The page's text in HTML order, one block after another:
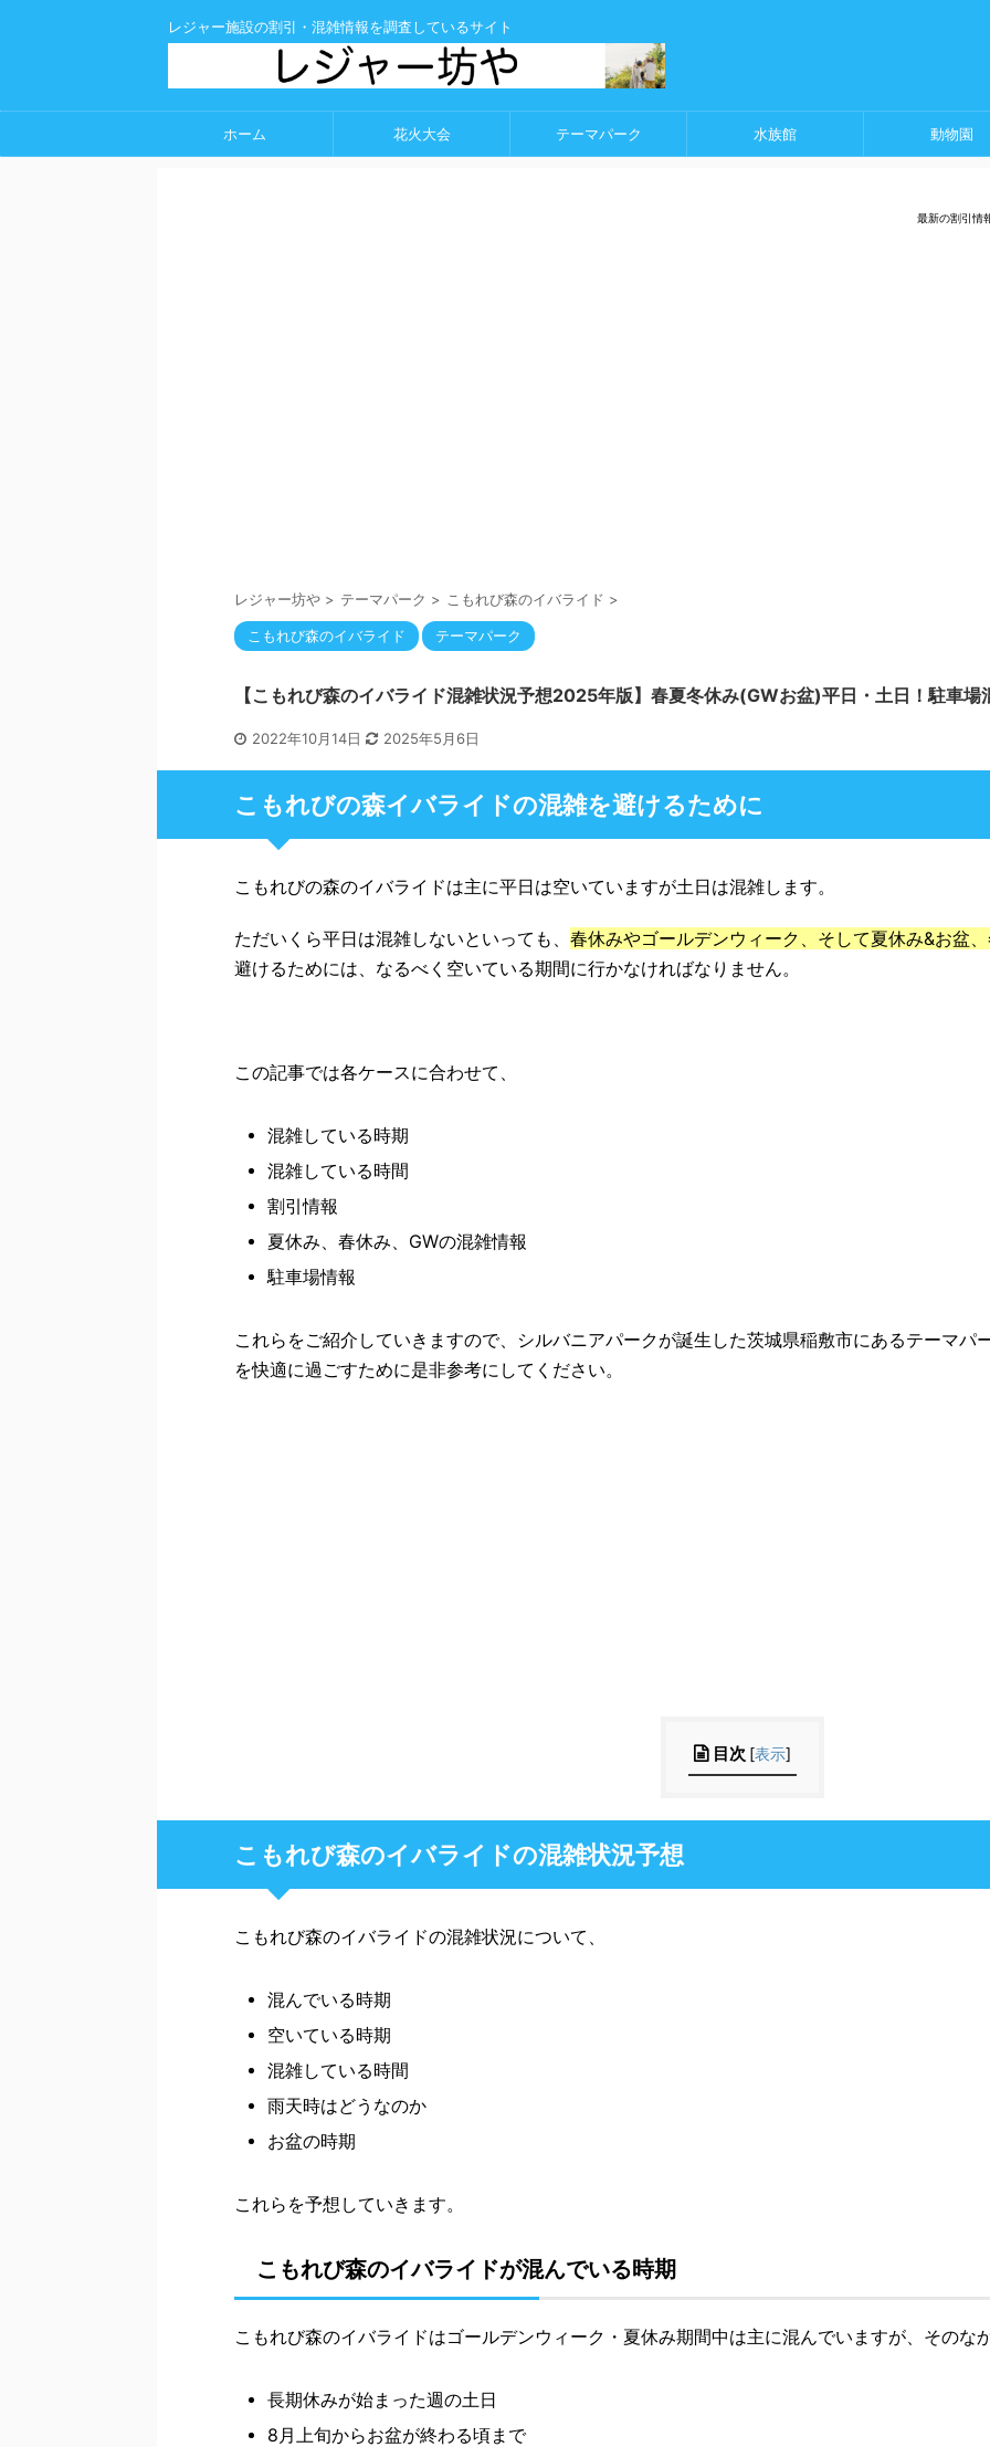
レジャー施設の割引・混雑情報を調査しているサイト
ホーム 花火大会 テーマパーク 水族館 動物園
最新の割引情
レジャー坊や > テーマパーク > こもれび森のイバライド >
こもれび森のイバライド テーマパーク
【こもれび森のイバライド混雑状況予想2025年版】春夏冬休み(GWお盆)平日・土日！駐車場
2022年10月14日 2025年5月6日
こもれびの森イバライドの混雑を避けるために
こもれびの森のイバライドは主に平日は空いていますが土日は混雑します。
ただいくら平日は混雑しないといっても、 春休みやゴールデンウィーク、そして夏休み&お盆
避けるためには、なるべく空いている期間に行かなければなりません。
この記事では各ケースに合わせて、
混雑している時期
混雑している時間
割引情報
夏休み、春休み、GWの混雑情報
駐車場情報
これらをご紹介していきますので、シルバニアパークが誕生した茨城県稲敷市にあるテーマパ
を快適に過ごすために是非参考にしてください。
目次 [表示]
こもれび森のイバライドの混雑状況予想
こもれび森のイバライドの混雑状況について、
混んでいる時期
空いている時期
混雑している時間
雨天時はどうなのか
お盆の時期
これらを予想していきます。
こもれび森のイバライドが混んでいる時期
こもれび森のイバライドはゴールデンウィーク・夏休み期間中は主に混んでいますが、そのな
長期休みが始まった週の土日
8月上旬からお盆が終わる頃まで